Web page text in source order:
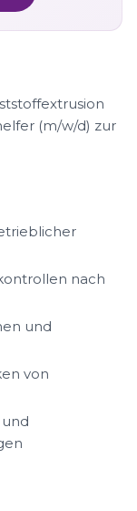
(m/w/d) zur
nach
und
von